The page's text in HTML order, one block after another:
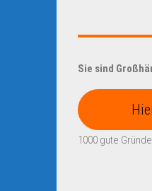
Sie sind
1000 gute